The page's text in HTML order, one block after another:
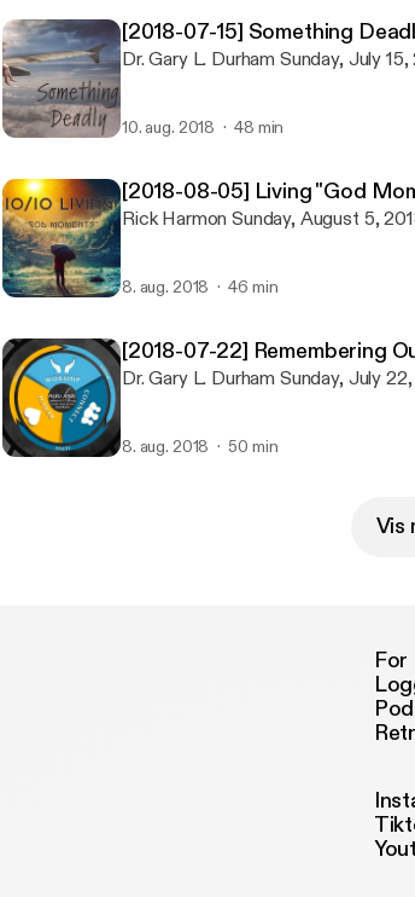
[2018-07-15] Something
Dr. Gary L. Durham Sunday, July 15,
10. aug. 2018 48 min
[2018-08-05] Living "God
Rick Harmon Sunday, August 5,
8. aug. 2018 46 min
[2018-07-22] Remembering
Dr. Gary L. Durham Sunday,
8. aug. 2018 50 min
Vis
For